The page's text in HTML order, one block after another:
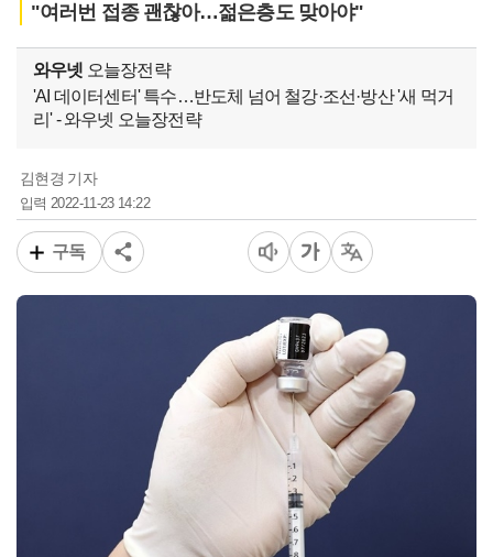
"여러번 접종 괜찮아…젊은층도 맞아야"
와우넷 오늘장전략
'AI 데이터센터' 특수…반도체 넘어 철강·조선·방산 '새 먹거
리' - 와우넷 오늘장전략
김현경 기자
입력2022-11-23 14:22
구독